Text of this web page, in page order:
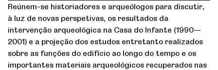
Reúnem-se historiadores e arqueólogos para discutir,
à luz de novas perspetivas, os resultados da
intervenção arqueológica na Casa do Infante (1990—
2001) e a projeção dos estudos entretanto realizados
sobre as funções do edifício ao longo do tempo e os
importantes materiais arqueológicos recuperados nas